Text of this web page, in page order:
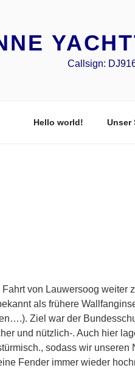
Callsign:
Hello world! Unser
von Lauwersoog weiter
als frühere
Ziel war der
und nützlich-. Auch hier
sodass wir unseren
Fender immer wieder